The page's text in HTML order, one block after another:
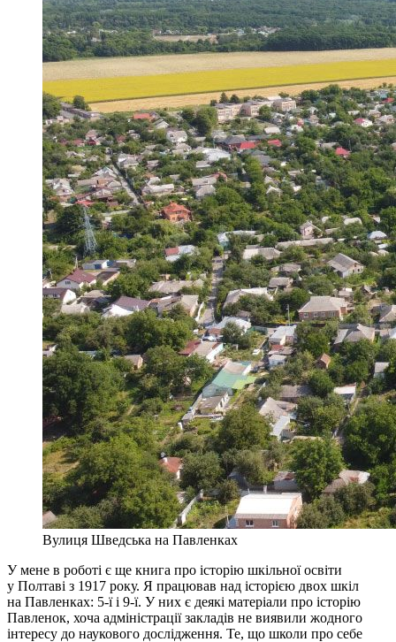
Вулиця Шведська на Павленках
У мене в роботі є ще книга про історію шкільної освіти
у Полтаві з 1917 року. Я працював над історією двох шкіл
на Павленках: 5-ї і 9-ї. У них є деякі матеріали про історію
Павленок, хоча адміністрації закладів не виявили жодного
інтересу до наукового дослідження. Те, що школи про себе